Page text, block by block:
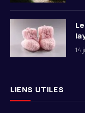
14
LIENS UTILES